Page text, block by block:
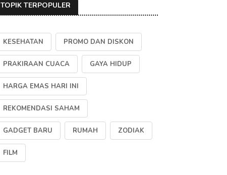
TOPIK TERPOPULER
KESEHATAN PROMO DAN DISKON
PRAKIRAAN CUACA GAYA HIDUP
HARGA EMAS HARI INI
REKOMENDASI SAHAM
GADGET BARU RUMAH ZODIAK
FILM